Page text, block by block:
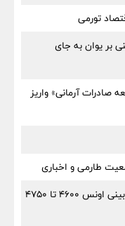
تورمی
بر یوان به جای
توسعه صادرات آرمانی» واریز
طارمی و اخباری
قیمت طلا دوباره منفجر می‌شود؟ | پیش‌بینی اونس ۴۶۰۰ تا ۴۷۵۰